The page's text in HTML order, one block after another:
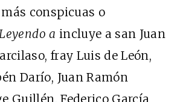
conspicuas o
Leyendo a incluye a san Juan
fray Luis de León,
Darío, Juan Ramón
Guillén, Federico García